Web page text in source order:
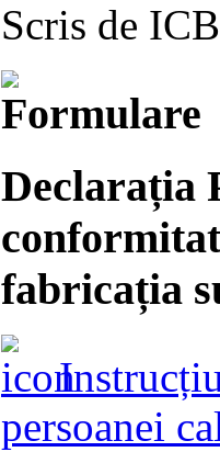
Scris de
Declarația
fabricația
persoanei